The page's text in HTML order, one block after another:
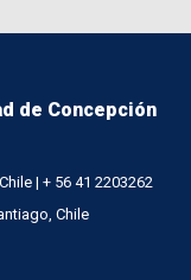
de Concepción
| + 56 41 2203262
Chile